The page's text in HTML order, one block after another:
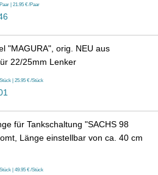
| 21.95 € /Paar
"MAGURA", orig. NEU aus
22/25mm Lenker
| 25.95 € /Stück
für Tankschaltung "SACHS 98
Länge einstellbar von ca. 40 cm
| 49.95 € /Stück